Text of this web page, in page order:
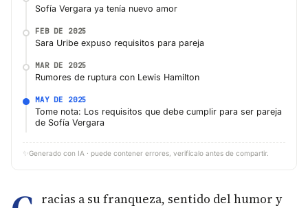
Sofía Vergara ya tenía nuevo amor
FEB DE 2025
Sara Uribe expuso requisitos para pareja
MAR DE 2025
Rumores de ruptura con Lewis Hamilton
MAY DE 2025
Tome nota: Los requisitos que debe cumplir para ser pareja
de Sofía Vergara
✨ Generado con IA · puede contener errores, verifícalo antes de compartir.
racias a su franqueza, sentido del humor y